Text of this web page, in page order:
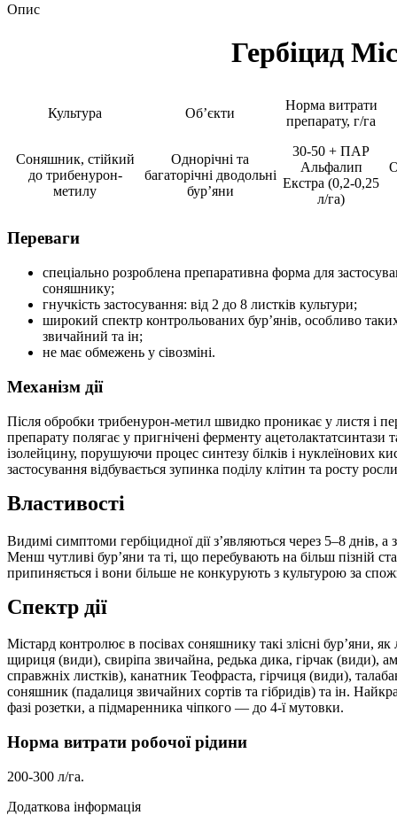
Опис
Гербіцид
Культура Об’єкти
Норма витрати
препарату, г/га
Соняшник, стійкий
до трибенурон-
метилу
Однорічні та
багаторічні дводольні
бур’яни
30-50 + ПАР
Альфалип
Екстра (0,2-0,25
л/га)
Переваги
спеціально розроблена препаративна форма для
соняшнику;
гнучкість застосування: від 2 до 8 листків культури;
широкий спектр контрольованих бур’янів, особливо
звичайний та ін;
не має обмежень у сівозміні.
Механізм дії
Після обробки трибенурон-метил швидко проникає у листя і
препарату полягає у пригнічені ферменту ацетолактатсинтази
ізолейцину, порушуючи процес синтезу білків і нуклеїнових
застосування відбувається зупинка поділу клітин та росту
Властивості
Видимі симптоми гербіцидної дії з’являються через 5–8 днів, а
Менш чутливі бур’яни та ті, що перебувають на більш пізній
припиняється і вони більше не конкурують з культурою за
Спектр дії
Містард контролює в посівах соняшнику такі злісні бур’яни,
щириця (види), свиріпа звичайна, редька дика, гірчак (види),
справжніх листків), канатник Теофраста, гірчиця (види),
соняшник (падалиця звичайних сортів та гібридів) та ін.
фазі розетки, а підмаренника чіпкого — до 4-ї мутовки.
Норма витрати робочої рідини
200-300 л/га.
Додаткова інформація